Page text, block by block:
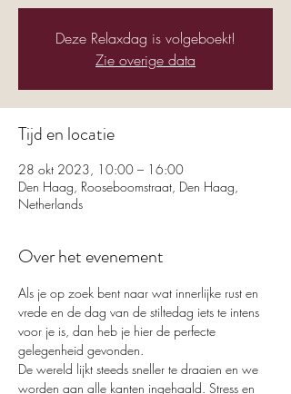
Deze Relaxdag is volgeboekt!
Zie overige data
Tijd en locatie
28 okt 2023, 10:00 – 16:00
Den Haag, Rooseboomstraat, Den Haag,
Netherlands
Over het evenement
Als je op zoek bent naar wat innerlijke rust en
vrede en de dag van de stiltedag iets te intens
voor je is, dan heb je hier de perfecte
gelegenheid gevonden.
De wereld lijkt steeds sneller te draaien en we
worden aan alle kanten ingehaald. Stress en